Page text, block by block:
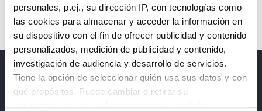
personales, p.ej., su dirección IP, con tecnologías como
las cookies para almacenar y acceder la información en
su dispositivo con el fin de ofrecer publicidad y contenido
personalizados, medición de publicidad y contenido,
investigación de audiencia y desarrollo de servicios.
Tiene la opción de seleccionar quién usa sus datos y con
qué propósitos. Puede cambiar o retirar su
Noticias